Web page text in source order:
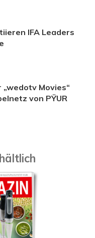
IFA Leaders
Movies“
von PŸUR